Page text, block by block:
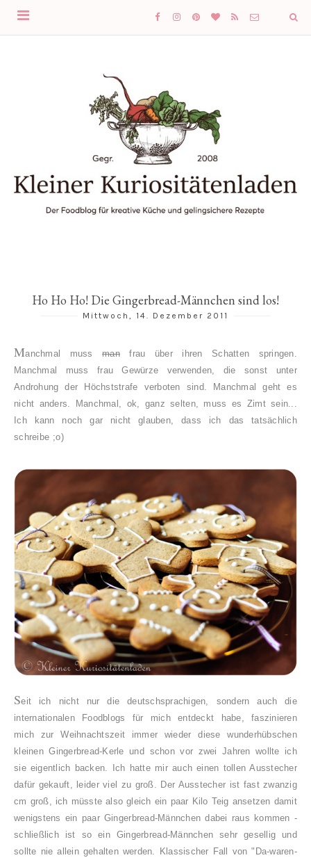
Ho Ho Ho! Die Gingerbread-Männchen sind los!
Mittwoch, 14. Dezember 2011
Manchmal mussmanfrau über ihren Schatten springen.
Manchmal muss frau Gewürze verwenden, die sonst unter
Androhung der Höchststrafe verboten sind. Manchmal geht es
nicht anders. Manchmal, ok, ganz selten, muss es Zimt sein...
Ich kann noch gar nicht glauben, dass ich das tatsächlich
schreibe ;o)
Seit ich nicht nur die deutschsprachigen, sondern auch die
internationalen Foodblogs für mich entdeckt habe, faszinieren
mich zur Weihnachtszeit immer wieder diese wunderhübschen
kleinen Gingerbread-Kerle und schon vor zwei Jahren wollte ich
sie eigentlich backen. Ich hatte mir auch einen tollen Ausstecher
dafür gekauft, leider viel zu groß. Der Ausstecher ist fast zwanzig
cm groß, ich müsste also gleich ein paar Kilo Teig ansetzen damit
wenigstens ein paar Gingerbread-Männchen dabei raus kommen -
schließlich ist so ein Gingerbread-Männchen sehr gesellig und
sollte nie allein gehalten werden. Klassischer Fall von "Da-waren-